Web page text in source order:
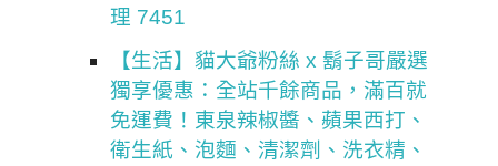
理 7451
【生活】貓大爺粉絲 x 鬍子哥嚴選
獨享優惠：全站千餘商品，滿百就
免運費！東泉辣椒醬、蘋果西打、
衛生紙、泡麵、清潔劑、洗衣精、